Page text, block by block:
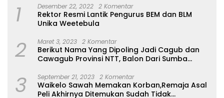
1 Desember 22, 2022 2 Komentar
Rektor Resmi Lantik Pengurus BEM dan BLM
Unika Weetebula
2 Maret 3, 2023 2 Komentar
Berikut Nama Yang Dipoling Jadi Cagub dan
Cawagub Provinsi NTT, Balon Dari Sumba
3 September 21, 2023 2 Komentar
Waikelo Sawah Memakan Korban,Remaja Asal
Peli Akhirnya Ditemukan Sudah Tidak